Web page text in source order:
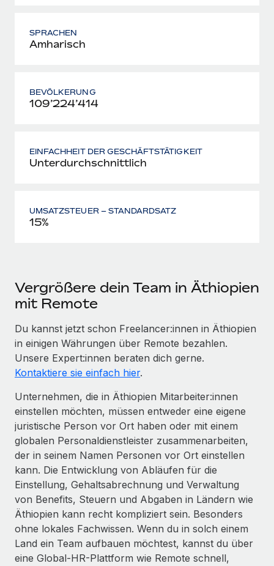
SPRACHEN
Amharisch
BEVÖLKERUNG
109’224’414
EINFACHHEIT DER GESCHÄFTSTÄTIGKEIT
Unterdurchschnittlich
UMSATZSTEUER – STANDARDSATZ
15%
Vergrößere dein Team in Äthiopien
mit Remote
Du kannst jetzt schon Freelancer:innen in Äthiopien
in einigen Währungen über Remote bezahlen.
Unsere Expert:innen beraten dich gerne.
Kontaktiere sie einfach hier.
Unternehmen, die in Äthiopien Mitarbeiter:innen
einstellen möchten, müssen entweder eine eigene
juristische Person vor Ort haben oder mit einem
globalen Personaldienstleister zusammenarbeiten,
der in seinem Namen Personen vor Ort einstellen
kann. Die Entwicklung von Abläufen für die
Einstellung, Gehaltsabrechnung und Verwaltung
von Benefits, Steuern und Abgaben in Ländern wie
Äthiopien kann recht kompliziert sein. Besonders
ohne lokales Fachwissen. Wenn du in solch einem
Land ein Team aufbauen möchtest, kannst du über
eine Global-HR-Plattform wie Remote schnell,